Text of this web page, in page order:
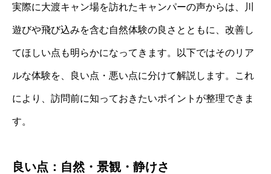
実際に大渡キャン場を訪れたキャンパーの声からは、川
遊びや飛び込みを含む自然体験の良さとともに、改善し
てほしい点も明らかになってきます。以下ではそのリア
ルな体験を、良い点・悪い点に分けて解説します。これ
により、訪問前に知っておきたいポイントが整理できま
す。
良い点：自然・景観・静けさ